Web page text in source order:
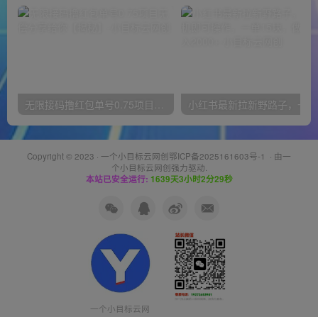
无限接码撸红包单号0.75项目无偿分享给你【揭秘】
Copyright © 2023 · 一个小目标云网创鄂ICP备2025161603号-1 · 由一
个小目标云网创强力驱动.
本站已安全运行: 1639天3小时2分30秒
一个小目标云网